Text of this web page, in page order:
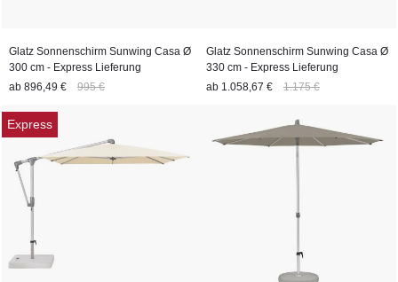
Glatz Sonnenschirm Sunwing Casa Ø
300 cm - Express Lieferung
ab 896,49 € 995 €
Glatz Sonnenschirm Sunwing Casa Ø
330 cm - Express Lieferung
ab 1.058,67 € 1.175 €
Express